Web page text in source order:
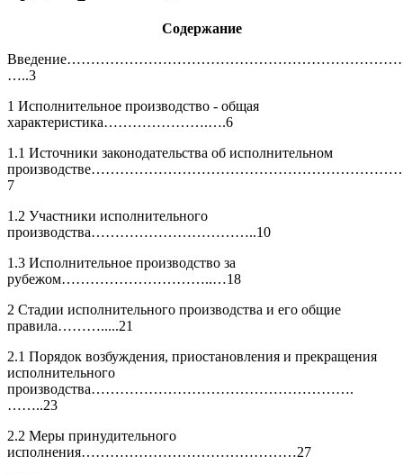
Содержание
…..3
1 Исполнительное производство - общая
характеристика………………….….6
1.1 Источники законодательства об исполнительном
7
1.2 Участники исполнительного
производства……………………………..10
1.3 Исполнительное производство за
рубежом…………………………..…18
2 Стадии исполнительного производства и его общие
правила……….....21
2.1 Порядок возбуждения, приостановления и прекращения
исполнительного
производства……………………………………………….
……..23
2.2 Меры принудительного
исполнения………………………………………27